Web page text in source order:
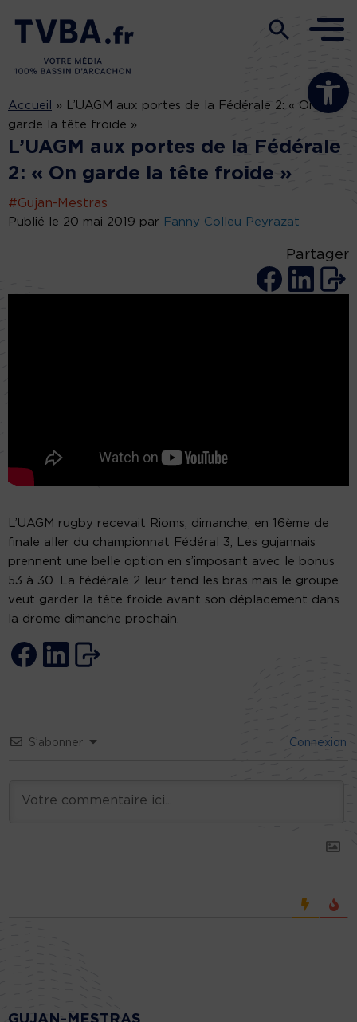
Ouvrir la
Accueil »
L’UAGM aux portes de la Fédérale 2: « On
garde la tête froide »
L’UAGM aux portes de la Fédérale
2: « On garde la tête froide »
#Gujan-Mestras
Publié le 20 mai 2019 par Fanny Colleu Peyrazat
Partager
L’UAGM rugby recevait Rioms, dimanche, en 16ème de
finale aller du championnat Fédéral 3; Les gujannais
prennent une belle option en s’imposant avec le bonus
53 à 30. La fédérale 2 leur tend les bras mais le groupe
veut garder la tête froide avant son déplacement dans
la drome dimanche prochain.
S’abonner Connexion